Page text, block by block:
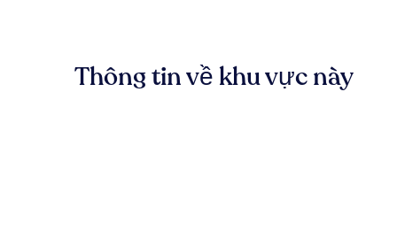
Thông tin về khu vực này